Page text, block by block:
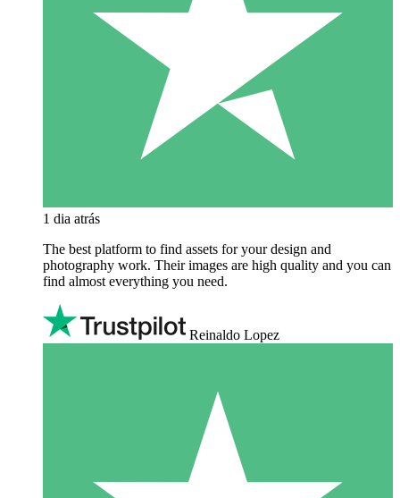
1 dia atrás
The best platform to find assets for your design and
photography work. Their images are high quality and you can
find almost everything you need.
Reinaldo Lopez